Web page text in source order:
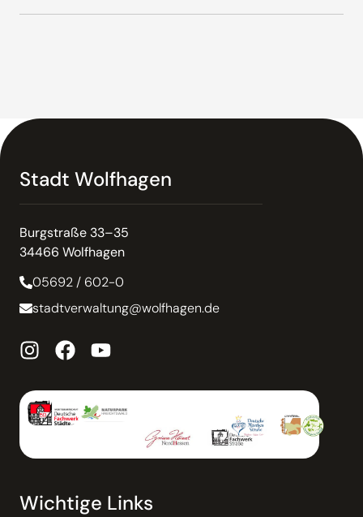
Stadt Wolfhagen
Burgstraße 33–35
34466 Wolfhagen
05692 / 602-0
stadtverwaltung@wolfhagen.de
Wichtige Links